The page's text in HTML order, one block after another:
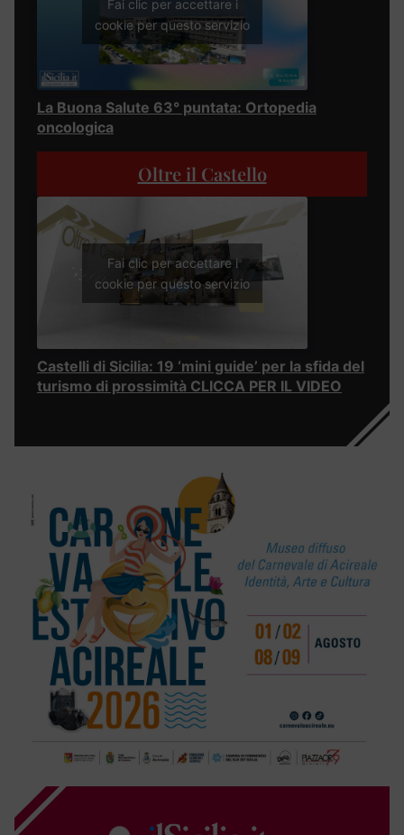
Fai clic per accettare i
cookie per questo servizio
La Buona Salute 63° puntata: Ortopedia
oncologica
Oltre il Castello
Fai clic per accettare i
cookie per questo servizio
Castelli di Sicilia: 19 ‘mini guide’ per la sfida del
turismo di prossimità CLICCA PER IL VIDEO